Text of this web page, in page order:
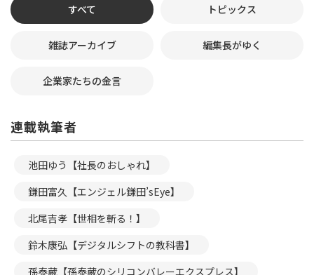
すべて トピックス
雑誌アーカイブ 編集長がゆく
企業家たちの金言
連載執筆者
池田ゆう【社長のおしゃれ】
鎌田富久【エンジェル鎌田’sEye】
北尾吉孝【世相を斬る！】
鈴木康弘【デジタルシフトの教科書】
孫泰蔵【孫泰蔵のシリコンバレーエクスプレス】